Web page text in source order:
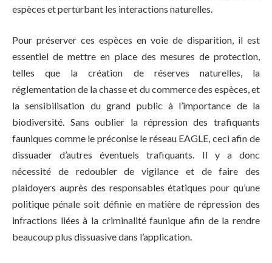
espèces et perturbant les interactions naturelles.
Pour préserver ces espèces en voie de disparition, il est
essentiel de mettre en place des mesures de protection,
telles que la création de réserves naturelles, la
réglementation de la chasse et du commerce des espèces, et
la sensibilisation du grand public à l’importance de la
biodiversité. Sans oublier la répression des trafiquants
fauniques comme le préconise le réseau EAGLE, ceci afin de
dissuader d’autres éventuels trafiquants. Il y a donc
nécessité de redoubler de vigilance et de faire des
plaidoyers auprès des responsables étatiques pour qu’une
politique pénale soit définie en matière de répression des
infractions liées à la criminalité faunique afin de la rendre
beaucoup plus dissuasive dans l’application.